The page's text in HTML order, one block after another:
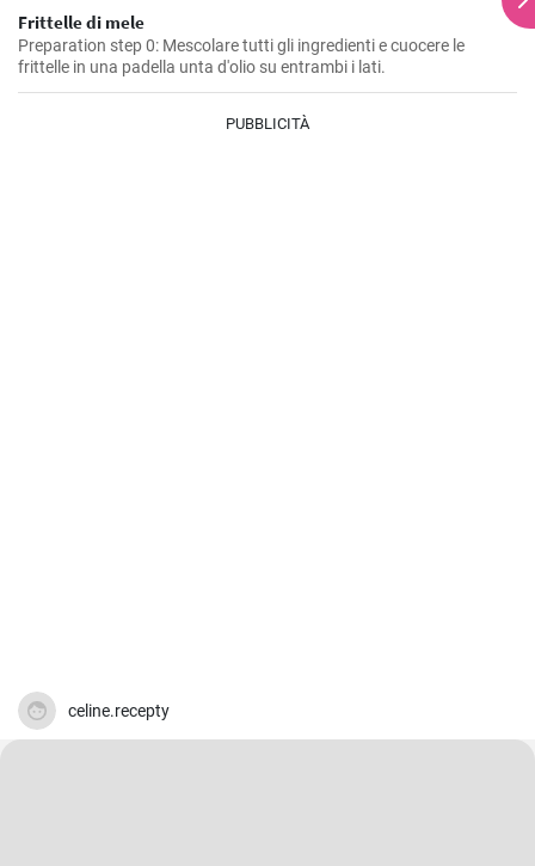
Frittelle di mele
Preparation step 0: Mescolare tutti gli ingredienti e cuocere le
frittelle in una padella unta d'olio su entrambi i lati.
PUBBLICITÀ
celine.recepty